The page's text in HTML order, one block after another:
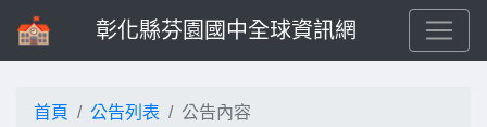
彰化縣芬園國中全球資訊網
首頁 公告列表 公告內容